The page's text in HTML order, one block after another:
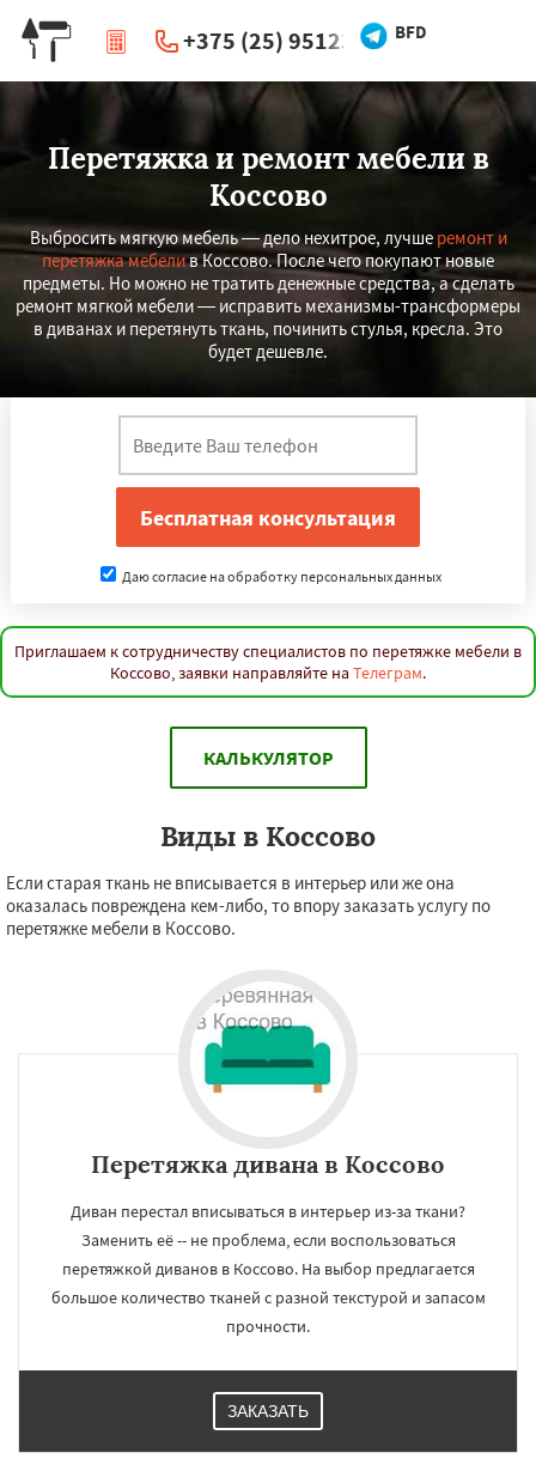
BFD
+375 (25) 951234
| Перезвоните мне
Перетяжка и ремонт мебели в
Коссово
Выбросить мягкую мебель — дело нехитрое, лучше ремонт и
перетяжка мебелив Коссово. После чего покупают новые
предметы. Но можно не тратить денежные средства, а сделать
ремонт мягкой мебели — исправить механизмы-трансформеры
в диванах и перетянуть ткань, починить стулья, кресла. Это
будет дешевле.
Даю согласие на обработку персональных данных
Приглашаем к сотрудничеству специалистов по перетяжке мебели в
Коссово, заявки направляйте на Телеграм.
КАЛЬКУЛЯТОР
Виды в Коссово
Если старая ткань не вписывается в интерьер или же она
оказалась повреждена кем-либо, то впору заказать услугу по
перетяжке мебели в Коссово.
Перетяжка дивана в Коссово
Диван перестал вписываться в интерьер из-за ткани?
Заменить её -- не проблема, если воспользоваться
перетяжкой диванов в Коссово. На выбор предлагается
большое количество тканей с разной текстурой и запасом
прочности.
ЗАКАЗАТЬ